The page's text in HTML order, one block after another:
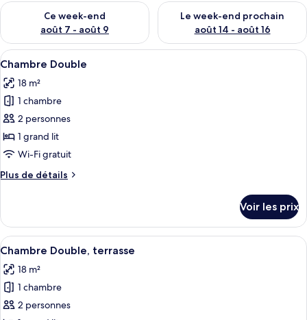
Ce week-end
août 7 - août 9
Vérifier la disponibilité pour ce week-end août 7 - août 9
Le week-end prochain
août 14 - août 16
Vérifier la disponibilité pour
Afficher
toutes
les
photos
pour
ce
type
chambre :
Une chambre d’hôtel moderne
14
Chambre Double
18 m²
1 chambre
2 personnes
1 grand lit
Wi-Fi gratuit
Plus de détails
Plus
le
type
de
Chambre
Double
Voir les prix
Afficher
toutes
les
photos
pour
Une chambre d’hôtel moderne
19
Chambre Double, terrasse
18 m²
1 chambre
2 personnes